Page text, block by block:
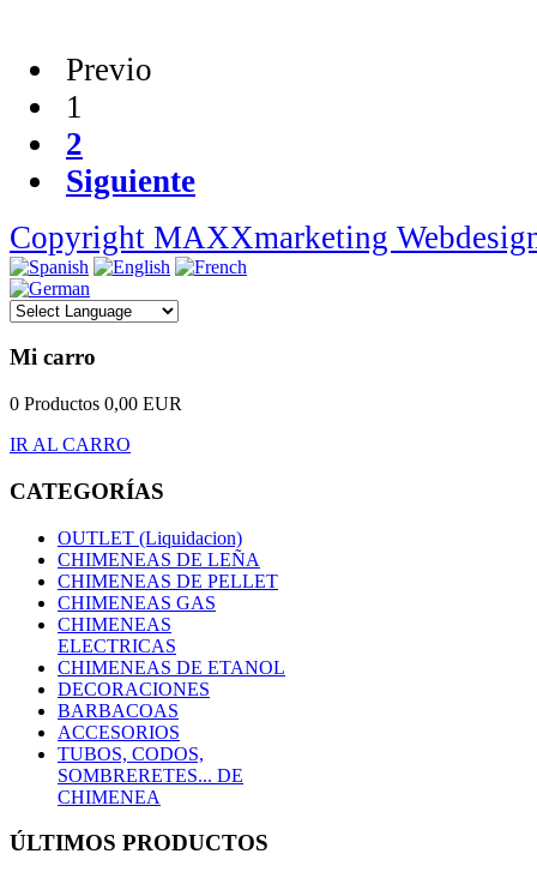
Previo
1
2
Siguiente
Copyright MAXXmarketing
Mi carro
0 Productos 0,00 EUR
IR AL CARRO
CATEGORÍAS
OUTLET (Liquidacion)
CHIMENEAS DE LEÑA
CHIMENEAS DE PELLET
CHIMENEAS GAS
CHIMENEAS
ELECTRICAS
CHIMENEAS DE ETANOL
DECORACIONES
BARBACOAS
ACCESORIOS
TUBOS, CODOS,
SOMBRERETES... DE
CHIMENEA
ÚLTIMOS PRODUCTOS